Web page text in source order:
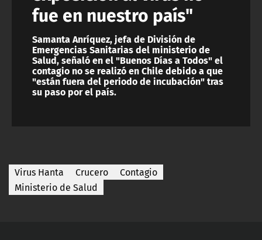
fue en nuestro país"
Samanta Anríquez, jefa de División de
Emergencias Sanitarias del ministerio de
Salud, señaló en el "Buenos Días a Todos" el
contagio no se realizó en Chile debido a que
"están fuera del periodo de incubación" tras
su paso por el país.
Virus Hanta Crucero
Contagio
Ministerio de Salud